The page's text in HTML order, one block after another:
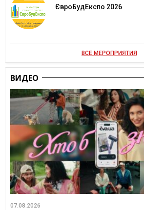
ЄвроБудЕкспо 2026
ВСЕ МЕРОПРИЯТИЯ
ВИДЕО
07.08.2026